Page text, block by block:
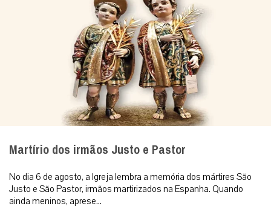
Martírio dos irmãos Justo e Pastor
No dia 6 de agosto, a Igreja lembra a memória dos mártires São
Justo e São Pastor, irmãos martirizados na Espanha. Quando
ainda meninos, aprese...